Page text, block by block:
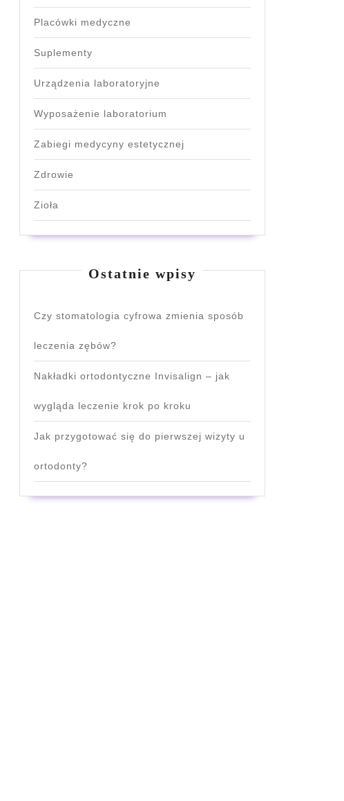
Placówki medyczne
Suplementy
Urządzenia laboratoryjne
Wyposażenie laboratorium
Zabiegi medycyny estetycznej
Zdrowie
Zioła
Ostatnie wpisy
Czy stomatologia cyfrowa zmienia sposób
leczenia zębów?
Nakładki ortodontyczne Invisalign – jak
wygląda leczenie krok po kroku
Jak przygotować się do pierwszej wizyty u
ortodonty?